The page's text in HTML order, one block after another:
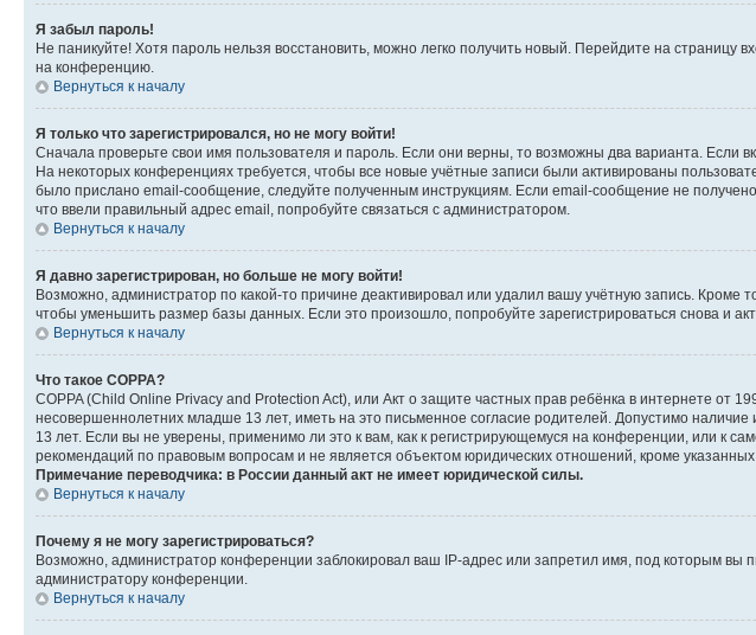
Я забыл пароль!
Не паникуйте! Хотя пароль нельзя восстановить, можно легко получить новый. Перейдите на страницу
на конференцию.
Вернуться к началу
Я только что зарегистрировался, но не могу войти!
Сначала проверьте свои имя пользователя и пароль. Если они верны, то возможны два варианта. Если
На некоторых конференциях требуется, чтобы все новые учётные записи были активированы
было прислано email-сообщение, следуйте полученным инструкциям. Если email-сообщение не
что ввели правильный адрес email, попробуйте связаться с администратором.
Вернуться к началу
Я давно зарегистрирован, но больше не могу войти!
Возможно, администратор по какой-то причине деактивировал или удалил вашу учётную запись.
чтобы уменьшить размер базы данных. Если это произошло, попробуйте зарегистрироваться снова и
Вернуться к началу
Что такое COPPA?
COPPA (Child Online Privacy and Protection Act), или Акт о защите частных прав ребёнка в интернете
несовершеннолетних младше 13 лет, иметь на это письменное согласие родителей. Допустимо
13 лет. Если вы не уверены, применимо ли это к вам, как к регистрирующемуся на конференции, или к
рекомендаций по правовым вопросам и не является объектом юридических отношений, кроме указанных
Примечание переводчика: в России данный акт не имеет юридической силы.
Вернуться к началу
Почему я не могу зарегистрироваться?
Возможно, администратор конференции заблокировал ваш IP-адрес или запретил имя, под которым вы
администратору конференции.
Вернуться к началу